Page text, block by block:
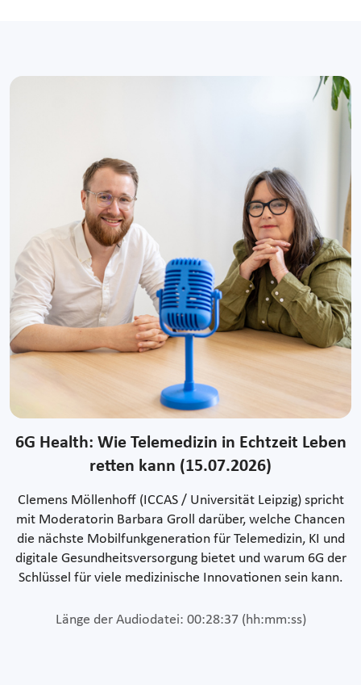
6G Health: Wie Telemedizin in Echtzeit Leben
retten kann (15.07.2026)
Clemens Möllenhoff (ICCAS / Universität Leipzig) spricht
mit Moderatorin Barbara Groll darüber, welche Chancen
die nächste Mobilfunkgeneration für Telemedizin, KI und
digitale Gesundheitsversorgung bietet und warum 6G der
Schlüssel für viele medizinische Innovationen sein kann.
Länge der Audiodatei: 00:28:37 (hh:mm:ss)